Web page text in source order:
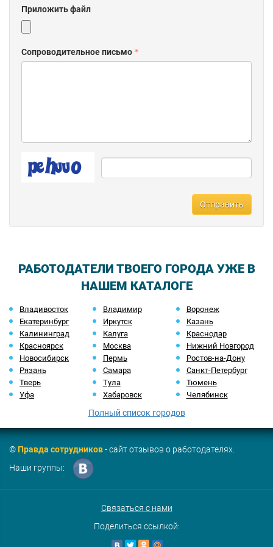
Приложить файл
Сопроводительное письмо
Отправить
РАБОТОДАТЕЛИ ТВОЕГО ГОРОДА УЖЕ В
НАШЕМ КАТАЛОГЕ
Владивосток Владимир
Воронеж
Екатеринбург
Иркутск
Казань
Калининград
Калуга
Краснодар
Красноярск
Москва
Нижний Новгород
Новосибирск
Пермь
Ростов-на-Дону
Рязань
Самара
Санкт-Петербург
Тверь
Тула
Тюмень
Уфа
Хабаровск Челябинск
Полный список городов
©Правда сотрудников- сайт отзывов о работодателях.
Наши группы:
Связаться с нами
Поделиться ссылкой: